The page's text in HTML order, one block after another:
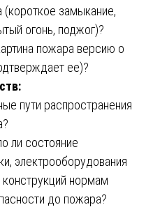
(короткое замыкание,
огонь, поджог)?
пожара версию о
ее)?
пути распространения
ли состояние
электрооборудования
конструкций нормам
до пожара?